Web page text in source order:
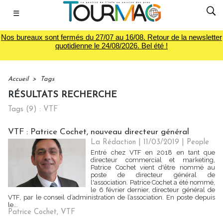
☰
Nos bureaux sont fermés du 27/07 au 16/08. Retour de la newsletter
quotidienne le 24/08/2026. Bel été !
Accueil > Tags
RÉSULTATS RECHERCHE
Tags (9) : VTF
VTF : Patrice Cochet, nouveau directeur général
La Rédaction | 11/03/2019
People
Entré chez VTF en 2018 en tant que
directeur commercial et marketing,
Patrice Cochet vient d'être nommé au
poste de directeur général de
l'association. Patrice Cochet a été nommé,
le 6 février dernier, directeur général de
VTF, par le conseil d’administration de l’association. En poste depuis
le...
Patrice Cochet, VTF